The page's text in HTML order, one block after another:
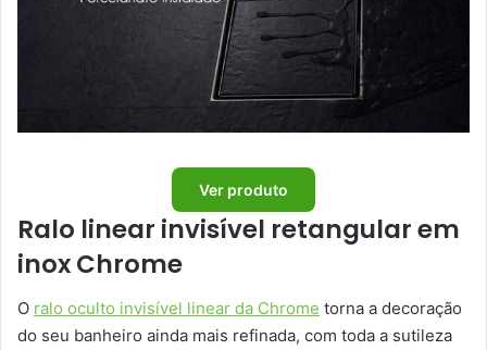
Ver produto
Ralo linear invisível retangular em
inox Chrome
O ralo oculto invisível linear da Chrome torna a decoração
do seu banheiro ainda mais refinada, com toda a sutileza